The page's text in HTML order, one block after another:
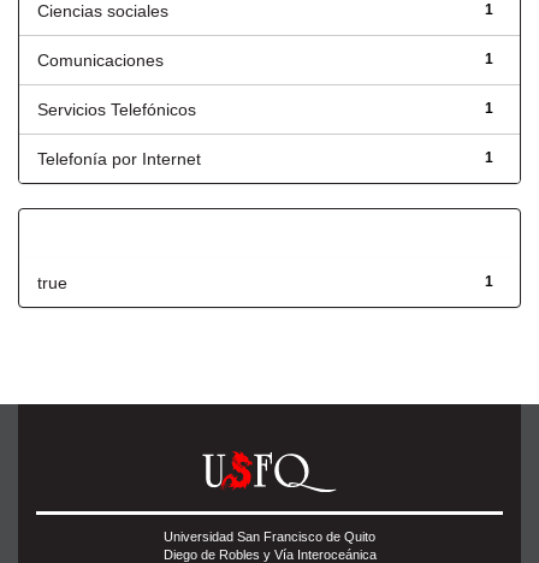
1
Ciencias sociales
1
Comunicaciones
1
Servicios Telefónicos
1
Telefonía por Internet
1
true
Universidad San Francisco de Quito
Diego de Robles y Vía Interoceánica